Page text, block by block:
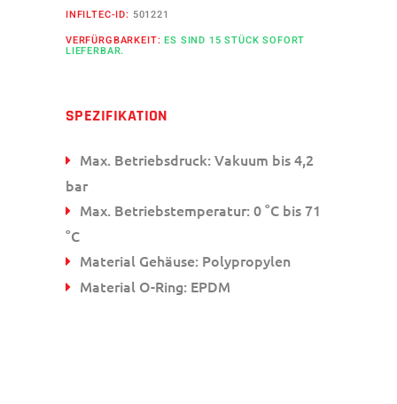
INFILTEC-ID: 501221
VERFÜRGBARKEIT:ES SIND 15 STÜCK SOFORT
LIEFERBAR.
SPEZIFIKATION
Max. Betriebsdruck: Vakuum bis 4,2
bar
Max. Betriebstemperatur: 0 °C bis 71
°C
Material Gehäuse: Polypropylen
Material O-Ring: EPDM